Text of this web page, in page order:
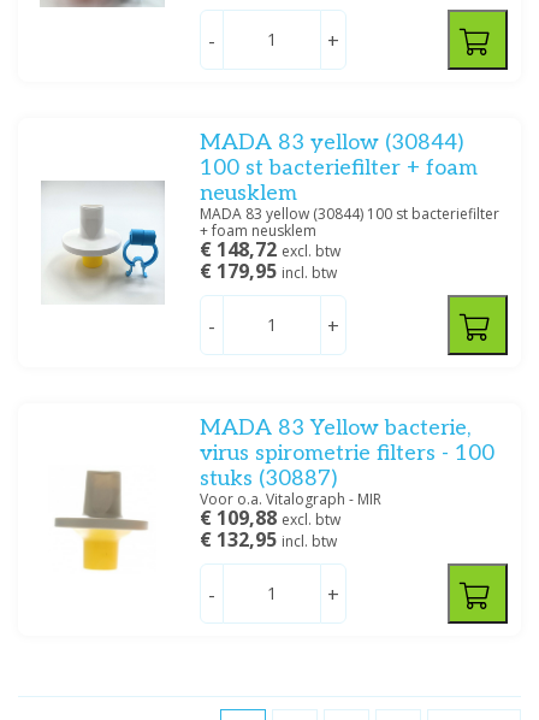
- +
MADA 83 yellow (30844)
100 st bacteriefilter + foam
neusklem
MADA 83 yellow (30844) 100 st bacteriefilter
+ foam neusklem
€ 148,72 excl. btw
€ 179,95 incl. btw
- +
MADA 83 Yellow bacterie,
virus spirometrie filters - 100
stuks (30887)
Voor o.a. Vitalograph - MIR
€ 109,88 excl. btw
€ 132,95 incl. btw
- +